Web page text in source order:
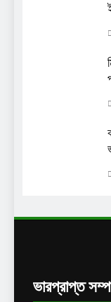
ভারপ্রাপ্ত